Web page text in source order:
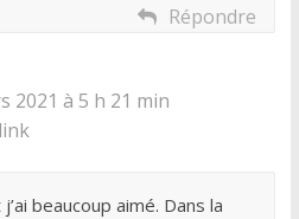
Répondre
2021 à 5 h 21 min
beaucoup aimé. Dans la